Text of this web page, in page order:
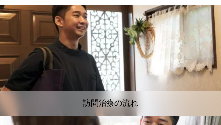
訪問治療の流れ